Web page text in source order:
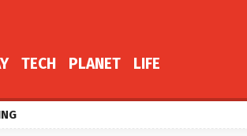
TECH PLANET LIFE